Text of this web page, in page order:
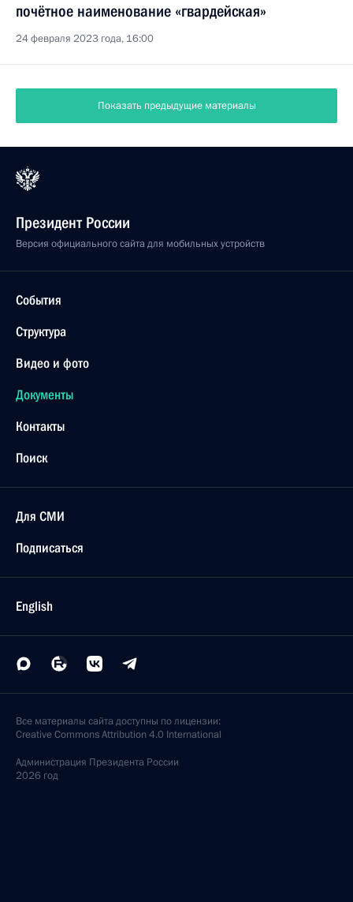
почётное наименование «гвардейская»
24 февраля 2023 года, 16:00
Показать предыдущие материалы
Президент России
Версия официального сайта для мобильных устройств
События
Структура
Видео и фото
Документы
Контакты
Поиск
Для СМИ
Подписаться
English
Все материалы сайта доступны по лицензии:
Creative Commons Attribution 4.0 International
Администрация Президента России
2026 год